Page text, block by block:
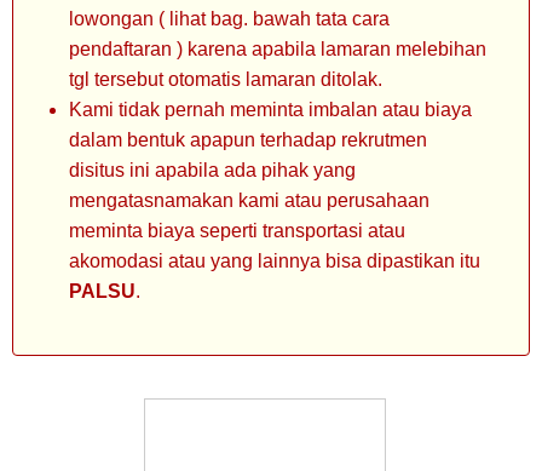
lowongan ( lihat bag. bawah tata cara
pendaftaran ) karena apabila lamaran melebihan
tgl tersebut otomatis lamaran ditolak.
Kami tidak pernah meminta imbalan atau biaya
dalam bentuk apapun terhadap rekrutmen
disitus ini apabila ada pihak yang
mengatasnamakan kami atau perusahaan
meminta biaya seperti transportasi atau
akomodasi atau yang lainnya bisa dipastikan itu
PALSU.